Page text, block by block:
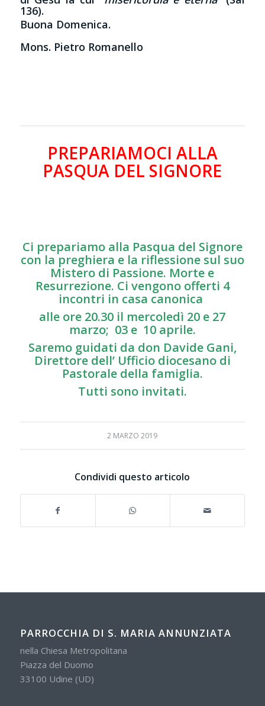
136).
Buona Domenica.
Mons. Pietro Romanello
PREPARIAMOCI ALLA
PASQUA DEL SIGNORE
Ci prepariamo alla Pasqua del Signore
con la preghiera e la riflessione sul suo
Mistero di Passione. Morte e
Resurrezione. Ci vengono offerti 4
incontri in casa canonica
alle ore 20.30 il mercoledì 20 e 27
marzo; 03 e 10 aprile.
Saremo guidati da don Davide Gani,
Direttore dell’ Ufficio diocesano di
Pastorale della famiglia.
Tutti sono invitati.
2 MARZO 2019
Condividi questo articolo
PARROCCHIA DI S. MARIA ANNUNZIATA
nella Chiesa Metropolitana
Piazza del Duomo
33100 Udine (UD)